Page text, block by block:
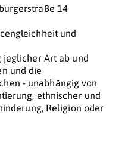
14
und
Art ab und
und die
- unabhängig von
ethnischer und
Religion oder